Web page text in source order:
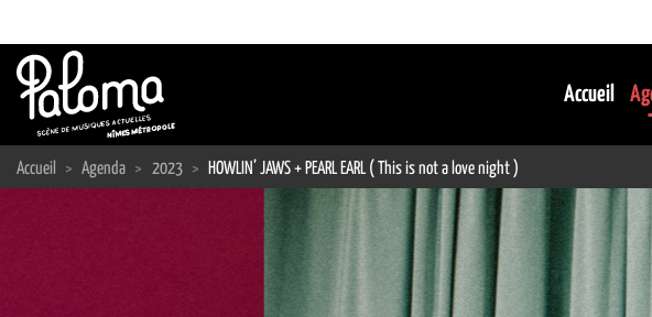
au
contenu
Accueil
Accueil > Agenda > 2023 > HOWLIN’ JAWS + PEARL EARL ( This is not a love night )